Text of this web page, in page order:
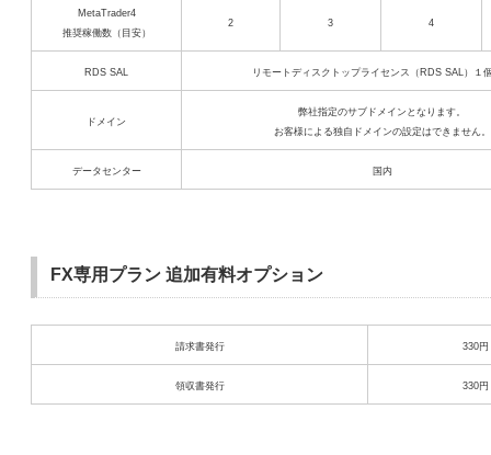
MetaTrader4
推奨稼働数（目安）
2 3 4
RDS SAL リモートディスクトップライセンス（RDS SAL）１
ドメイン
弊社指定のサブドメインとなります。
お客様による独自ドメインの設定はできません。
データセンター 国内
FX専用プラン 追加有料オプション
請求書発行 330円
領収書発行 330円